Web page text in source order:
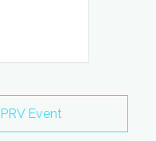
PRV Event